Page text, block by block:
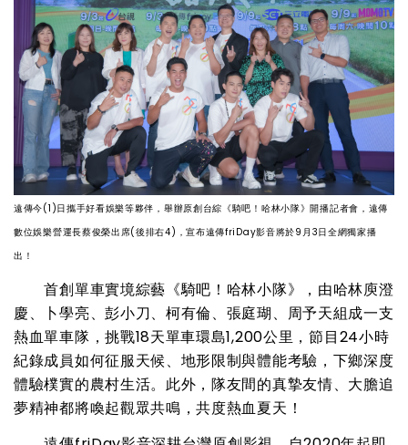
遠傳今(1)日攜手好看娛樂等夥伴，舉辦原創台綜《騎吧！哈林小隊》開播記者會，遠傳
數位娛樂營運長蔡俊榮出席(後排右4)，宣布遠傳friDay影音將於9月3日全網獨家播
出！
首創單車實境綜藝《騎吧！哈林小隊》，由哈林庾澄
慶、卜學亮、彭小刀、柯有倫、張庭瑚、周予天組成一支
熱血單車隊，挑戰18天單車環島1,200公里，節目24小時
紀錄成員如何征服天候、地形限制與體能考驗，下鄉深度
體驗樸實的農村生活。此外，隊友間的真摯友情、大膽追
夢精神都將喚起觀眾共鳴，共度熱血夏天！